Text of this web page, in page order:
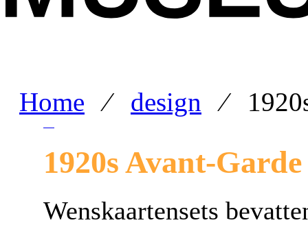
Home ⁄ design ⁄
1920s Avant-
Wenskaartensets